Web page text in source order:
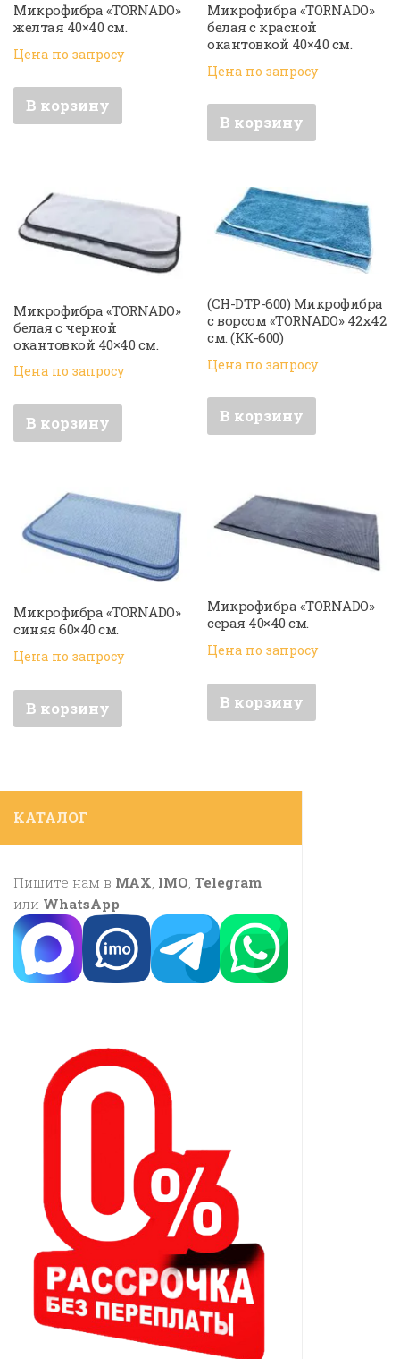
Микрофибра «TORNADO»
желтая 40×40 см.
Цена по запросу
В корзину
Микрофибра «TORNADO»
белая с красной
окантовкой 40×40 см.
Цена по запросу
В корзину
Микрофибра «TORNADO»
белая с черной
окантовкой 40×40 см.
Цена по запросу
В корзину
(CH-DTP-600) Микрофибра
с ворсом «TORNADO» 42х42
см. (КК-600)
Цена по запросу
В корзину
Микрофибра «TORNADO»
синяя 60×40 см.
Цена по запросу
В корзину
Микрофибра «TORNADO»
серая 40×40 см.
Цена по запросу
В корзину
КАТАЛОГ
Пишите нам в MAX, IMO, Telegram
или WhatsApp: